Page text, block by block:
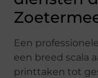
Een
een breed scala
printtaken tot